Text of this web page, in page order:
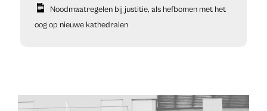
Noodmaatregelen bij justitie, als hefbomen met het
oog op nieuwe kathedralen